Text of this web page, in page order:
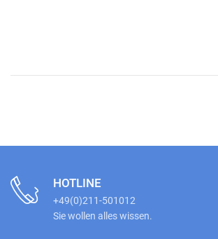
HOTLINE
+49(0)211-501012
Sie wollen alles wissen.